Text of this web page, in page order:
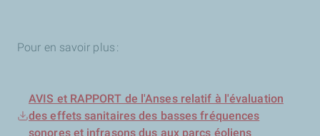
Pour en savoir plus :
AVIS et RAPPORT de l'Anses relatif à l'évaluation
des effets sanitaires des basses fréquences
sonores et infrasons dus aux parcs éoliens